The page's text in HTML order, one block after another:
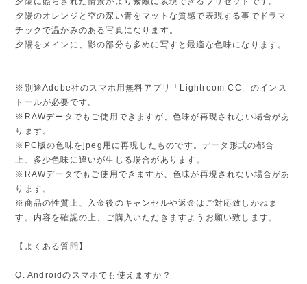
夕陽のオレンジと空の深い青をマットな質感で表現する事でドラマ
チックで温かみのある写真になります。
夕陽をメインに、影の部分も多めに写すと最適な色味になります。
※別途Adobe社のスマホ用無料アプリ「Lightroom CC」のインス
トールが必要です。
※RAWデータでもご使用できますが、色味が再現されない場合があ
ります。
※PC版の色味をjpeg用に再現したものです。データ形式の都合
上、多少色味に違いが生じる場合があります。
※RAWデータでもご使用できますが、色味が再現されない場合があ
ります。
※商品の性質上、入金後のキャンセルや返金はご対応致しかねま
す。内容を確認の上、ご購入いただきますようお願い致します。
【よくある質問】
Q. Androidのスマホでも使えますか？